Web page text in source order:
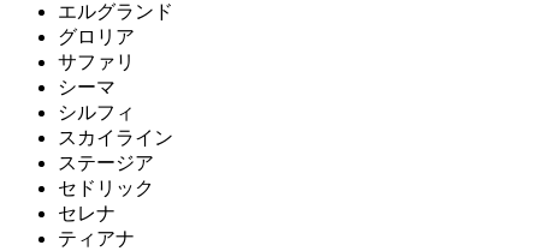
エルグランド
グロリア
サファリ
シーマ
シルフィ
スカイライン
ステージア
セドリック
セレナ
ティアナ